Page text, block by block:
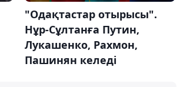
"Одақтастар отырысы".
Нұр-Сұлтанға Путин,
Лукашенко, Рахмон,
Пашинян келеді